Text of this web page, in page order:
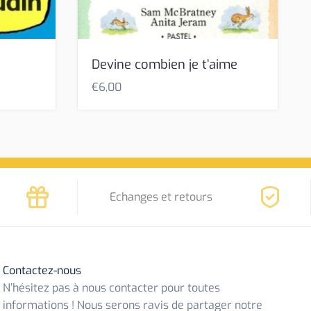
Devine combien je t’aime
€6,00
Echanges et retours
Contactez-nous
N’hésitez pas à nous contacter pour toutes
informations ! Nous serons ravis de partager notre